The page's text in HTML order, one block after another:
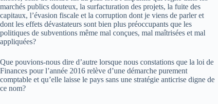
marchés publics douteux, la surfacturation des projets, la fuite des
capitaux, l’évasion fiscale et la corruption dont je viens de parler et
dont les effets dévastateurs sont bien plus préoccupants que les
politiques de subventions même mal conçues, mal maîtrisées et mal
appliquées?
Que pouvions-­nous dire d’autre lorsque nous constations que la loi de
Finances pour l’année 2016 relève d’une démarche purement
comptable et qu’elle laisse le pays sans une stratégie anti­crise digne de
ce nom?